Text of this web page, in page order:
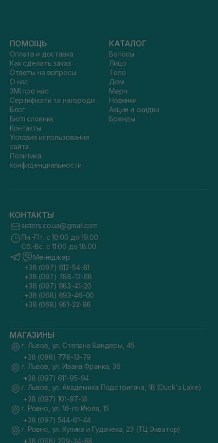
ПОМОЩЬ
Оплата и доставка
Как сделать заказ
Ответы на вопросы
О нас
ЗМІ про нас
Сертифікати та нагороди
Блог
Бюті словник
Контакты
Условия использования
сайта
Политика
конфиденциальности
КАТАЛОГ
Волосы
Лицо
Тело
Дом
Мерч
Новинки
Акции и скидки
Бренды
КОНТАКТЫ
sisters.co.ua@gmail.com
Пн.-Пт. с 10:00 до 19:00
Сб.-Вс. с 11:00 до 18:00
Менеджер
+38 (097) 612-54-81
+38 (097) 788-12-88
+38 (097) 983-41-20
+38 (068) 693-46-00
+38 (068) 951-22-86
МАГАЗИНЫ
г. Львов, ул. Степана Бандеры, 45
+38 (098) 778-13-79
г. Львов, ул. Ивана Франка, 36
+38 (097) 611-95-94
г. Львов, ул. Академика Подстригача, 1В (Duck's Lake)
+38 (097) 101-97-16
г. Ровно, ул. 16-го Июля, 15
+38 (097) 544-61-44
г. Ровно, ул. Кулика и Гудачека, 23 (ТЦ Экватор)
+38 (068) 209-34-88